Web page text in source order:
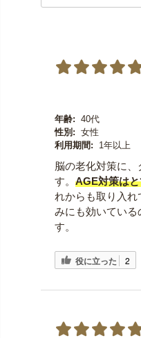
年齢: 40代
性別: 女性
利用期間:
1年以上
脳の老化対策に、
す。 AGE対策は
れからも取り入
みにも効いている
す。
役に立った 2